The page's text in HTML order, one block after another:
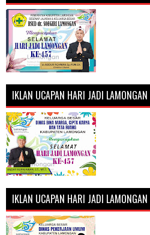
IKLAN UCAPAN HARI JADI LAMONGAN
IKLAN UCAPAN HARI JADI LAMONGAN